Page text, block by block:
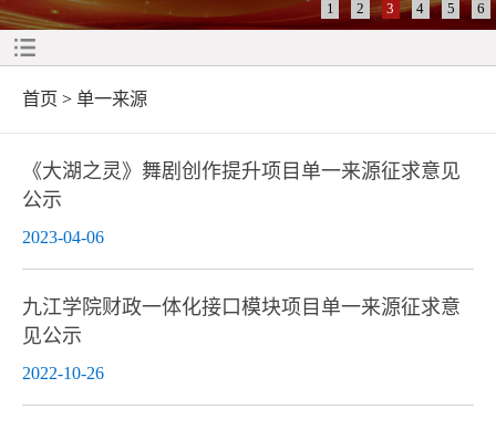
1 2 3 4 5 6
首页 > 单一来源
《大湖之灵》舞剧创作提升项目单一来源征求意见
公示
2023-04-06
九江学院财政一体化接口模块项目单一来源征求意
见公示
2022-10-26